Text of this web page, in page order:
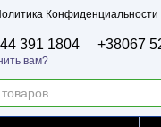
Конфиденциальности
391 1804 +38067
вам?